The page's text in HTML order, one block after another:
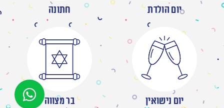
יום הולדת חתונה
יום נישואין בר מצווה